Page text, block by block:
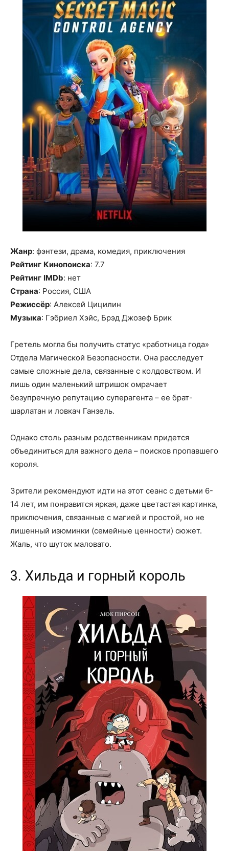
Жанр: фэнтези, драма, комедия, приключения
Рейтинг Кинопоиска: 7.7
Рейтинг IMDb: нет
Страна: Россия, США
Режиссёр: Алексей Цицилин
Музыка: Гэбриел Хэйс, Брэд Джозеф Брик
Гретель могла бы получить статус «работница года»
Отдела Магической Безопасности. Она расследует
самые сложные дела, связанные с колдовством. И
лишь один маленький штришок омрачает
безупречную репутацию суперагента – ее брат-
шарлатан и ловкач Ганзель.
Однако столь разным родственникам придется
объединиться для важного дела – поисков пропавшего
короля.
Зрители рекомендуют идти на этот сеанс с детьми 6-
14 лет, им понравится яркая, даже цветастая картинка,
приключения, связанные с магией и простой, но не
лишенный изюминки (семейные ценности) сюжет.
Жаль, что шуток маловато.
3. Хильда и горный король